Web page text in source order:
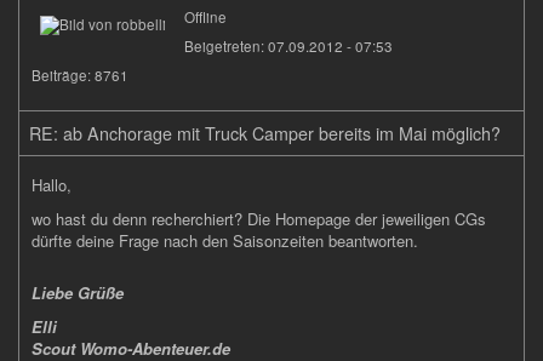
Offline
Beigetreten:07.09.2012 - 07:53
Beiträge:8761
RE: ab Anchorage mit Truck Camper bereits im Mai möglich?
Hallo,
wo hast du denn recherchiert? Die Homepage der jeweiligen CGs
dürfte deine Frage nach den Saisonzeiten beantworten.
Liebe Grüße
Elli
Scout Womo-Abenteuer.de